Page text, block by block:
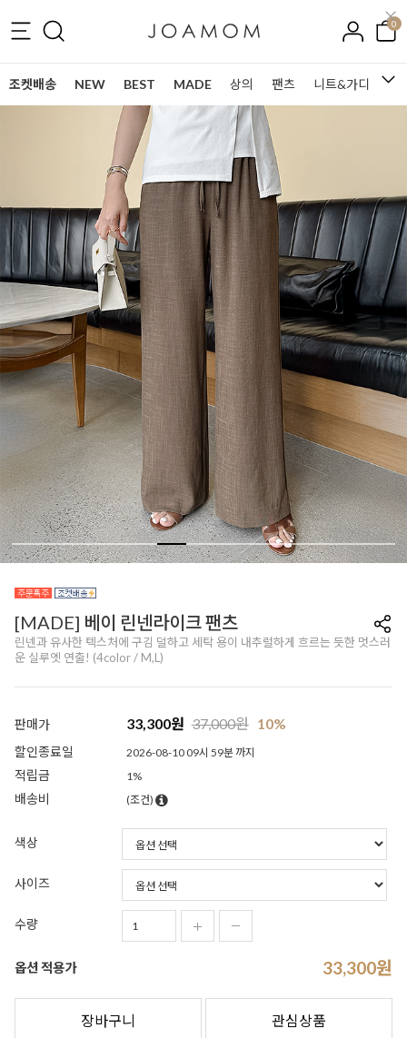
0
조켓배송 NEW BEST MADE 상의 팬츠 니트&가디건
[MADE] 베이 린넨라이크 팬츠
린넨과 유사한 텍스처에 구김 덜하고 세탁 용이 내추럴하게 흐르는 듯한 멋스러
운 실루엣 연출! (4color / M,L)
판매가 33,300원 37,000원 10%
할인종료일 2026-08-10 09시 59분 까지
적립금 1%
배송비 (조건)
색상
사이즈
수량
옵션 적용가 33,300원
장바구니 관심상품